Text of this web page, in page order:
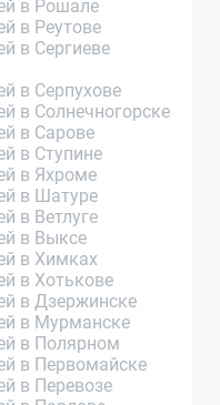
в Рошале
в Реутове
в Сергиеве
в Серпухове
в Солнечногорске
в Сарове
в Ступине
в Яхроме
в Шатуре
в Ветлуге
в Выксе
в Химках
в Хотькове
в Дзержинске
в Мурманске
в Полярном
в Первомайске
в Перевозе